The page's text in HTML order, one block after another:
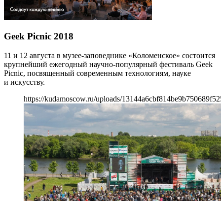
Geek Picnic 2018
11 и 12 августа в музее-заповеднике «Коломенское» состоится
крупнейший ежегодный научно-популярный фестиваль Geek
Picnic, посвященный современным технологиям, науке
и искусству.
https://kudamoscow.ru/uploads/